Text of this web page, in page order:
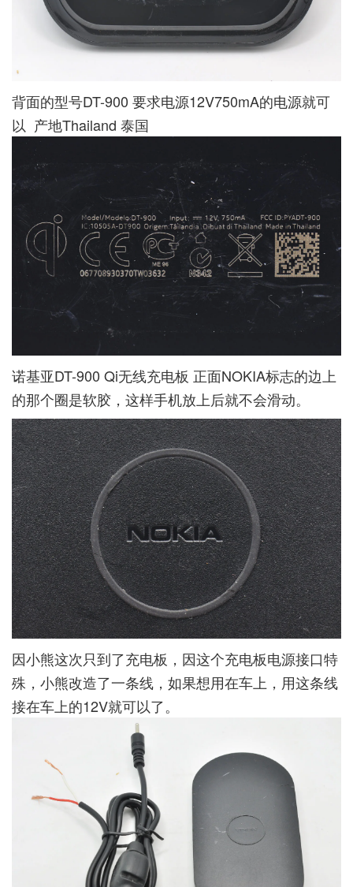
背面的型号DT-900 要求电源12V750mA的电源就可
以 产地Thailand 泰国
诺基亚DT-900 Qi无线充电板 正面NOKIA标志的边上
的那个圈是软胶，这样手机放上后就不会滑动。
因小熊这次只到了充电板，因这个充电板电源接口特
殊，小熊改造了一条线，如果想用在车上，用这条线
接在车上的12V就可以了。